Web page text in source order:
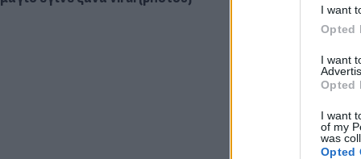
I want
Opted
I want
Opted
I want
of my
was
Opted